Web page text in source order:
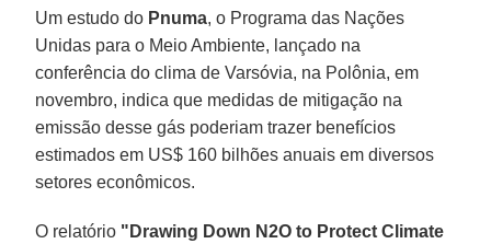
Um estudo do Pnuma, o Programa das Nações
Unidas para o Meio Ambiente, lançado na
conferência do clima de Varsóvia, na Polônia, em
novembro, indica que medidas de mitigação na
emissão desse gás poderiam trazer benefícios
estimados em US$ 160 bilhões anuais em diversos
setores econômicos.
O relatório "Drawing Down N2O to Protect Climate